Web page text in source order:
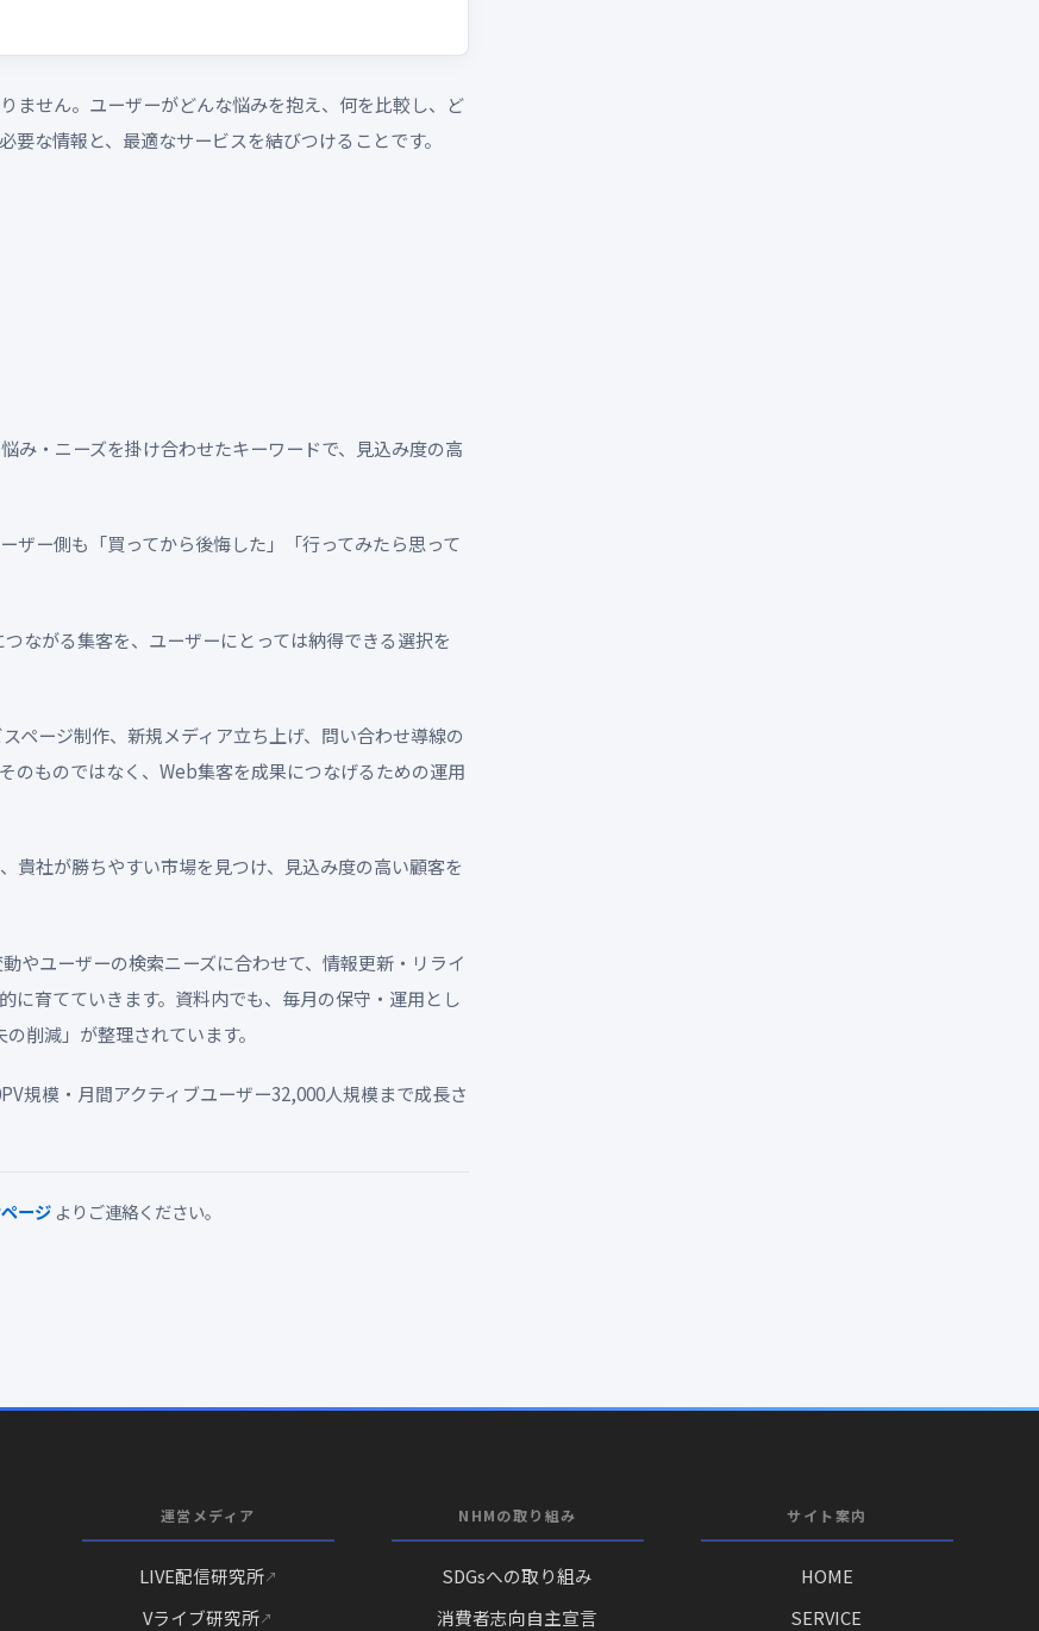
ません。ユーザーがどんな悩みを抱え、何を比較し、ど
な情報と、最適なサービスを結びつけることです。
・ニーズを掛け合わせたキーワードで、見込み度の高
ザー側も「買ってから後悔した」「行ってみたら思って
ながる集客を、ユーザーにとっては納得できる選択を
ページ制作、新規メディア立ち上げ、問い合わせ導線の
のものではなく、Web集客を成果につなげるための運用
貴社が勝ちやすい市場を見つけ、見込み度の高い顧客を
やユーザーの検索ニーズに合わせて、情報更新・リライ
に育てていきます。資料内でも、毎月の保守・運用とし
削減」が整理されています。
規模・月間アクティブユーザー32,000人規模まで成長さ
ージ よりご連絡ください。
運営メディア
LIVE配信研究所
Vライブ研究所
NHMの取り組み
SDGsへの取り組み
消費者志向自主宣言
サイト案内
HOME
SERVICE